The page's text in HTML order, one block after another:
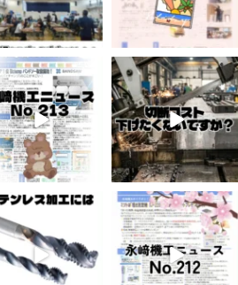
5月 13
5 0
4月 20
10 0
4月 13 4月 8
5 0